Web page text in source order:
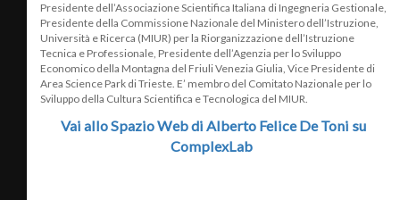
Presidente dell’Associazione Scientifica Italiana di Ingegneria Gestionale,
Presidente della Commissione Nazionale del Ministero dell’Istruzione,
Università e Ricerca (MIUR) per la Riorganizzazione dell’Istruzione
Tecnica e Professionale, Presidente dell’Agenzia per lo Sviluppo
Economico della Montagna del Friuli Venezia Giulia, Vice Presidente di
Area Science Park di Trieste. E’ membro del Comitato Nazionale per lo
Sviluppo della Cultura Scientifica e Tecnologica del MIUR.
Vai allo Spazio Web di Alberto Felice De Toni su
ComplexLab